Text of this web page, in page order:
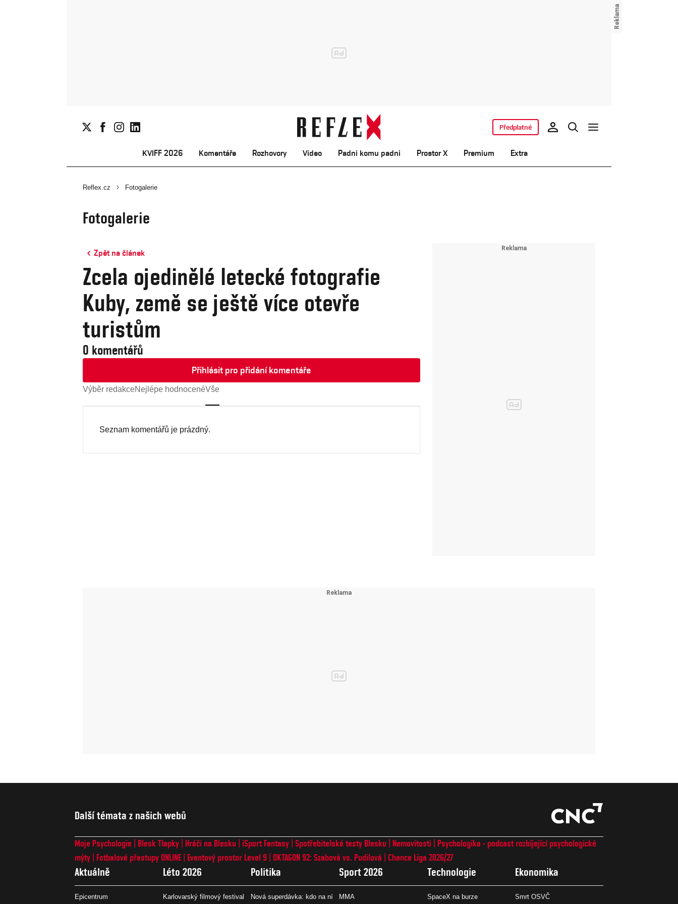
KVIFF 2026 Komentáře Rozhovory Video Padni komu padni Prostor X Premium Extra
Předplatné
Reflex.cz Fotogalerie
Fotogalerie
Zpět na článek
Zcela ojedinělé letecké fotografie
Kuby, země se ještě více otevře
turistům
0 komentářů
Přihlásit pro přidání komentáře
Výběr redakceNejlépe hodnocenéVše
Seznam komentářů je prázdný.
Další témata z našich webů
Moje Psychologie Blesk Tlapky Hráči na Blesku iSport Fantasy Spotřebitelské testy Blesku Nemovitosti
Psychologika - podcast rozbíjející psychologické
mýty
Fotbalové přestupy ONLINE Eventový prostor Level 9 OKTAGON 92: Szabová vs. Pudilová Chance Liga 2026/27
Aktuálně
Epicentrum
Léto 2026
Karlovarský filmový festival
Politika
Nová superdávka: kdo na ní
Sport 2026
MMA
Technologie
SpaceX na burze
Ekonomika
Smrt OSVČ